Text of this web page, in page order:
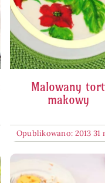
Malowany tort
makowy
Opublikowano: 2013 31